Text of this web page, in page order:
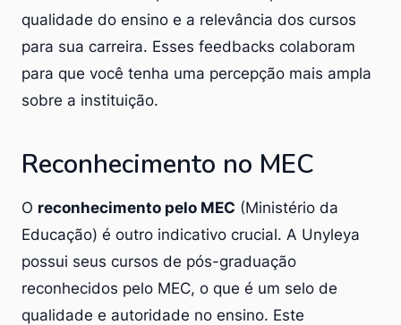
qualidade do ensino e a relevância dos cursos
para sua carreira. Esses feedbacks colaboram
para que você tenha uma percepção mais ampla
sobre a instituição.
Reconhecimento no MEC
O reconhecimento pelo MEC (Ministério da
Educação) é outro indicativo crucial. A Unyleya
possui seus cursos de pós-graduação
reconhecidos pelo MEC, o que é um selo de
qualidade e autoridade no ensino. Este